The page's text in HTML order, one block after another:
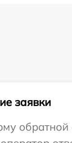
заявки
обратной